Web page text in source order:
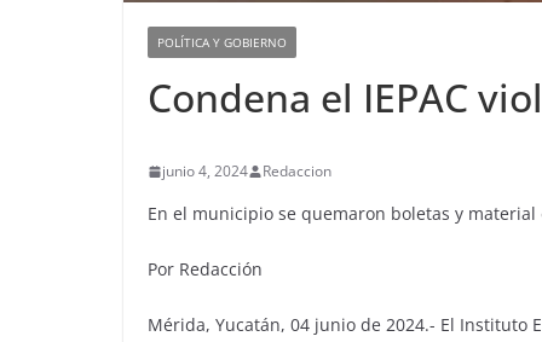
POLÍTICA Y GOBIERNO
Condena el IEPAC
junio 4, 2024 Redaccion
En el municipio se quemaron boletas y material
Por Redacción
Mérida, Yucatán, 04 junio de 2024.- El Instituto